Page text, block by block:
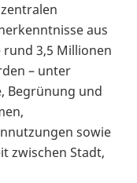
aus
3,5 Millionen
– unter
Begrünung und
sowie
zwischen Stadt,